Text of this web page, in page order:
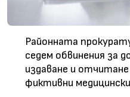
Районната
седем обвинения за
издаване и отчитане
фиктивни